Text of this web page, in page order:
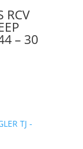
RCV
– 30